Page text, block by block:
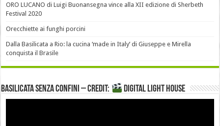
ORO LUCANO di Luigi Buonansegna vince alla XII edizione di Sherbeth
Festival 2020
Orecchiette ai funghi porcini
Dalla Basilicata a Rio: la cucina ‘made in Italy’ di Giuseppe e Mirella
conquista il Brasile
Basilicata senza confini – Credit: DIGITAL LIGHT HOUSE